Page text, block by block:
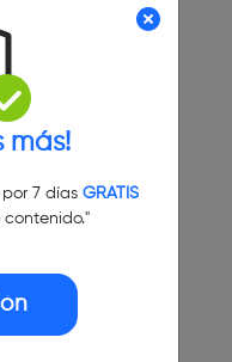
más!
7 días GRATIS
contenido."